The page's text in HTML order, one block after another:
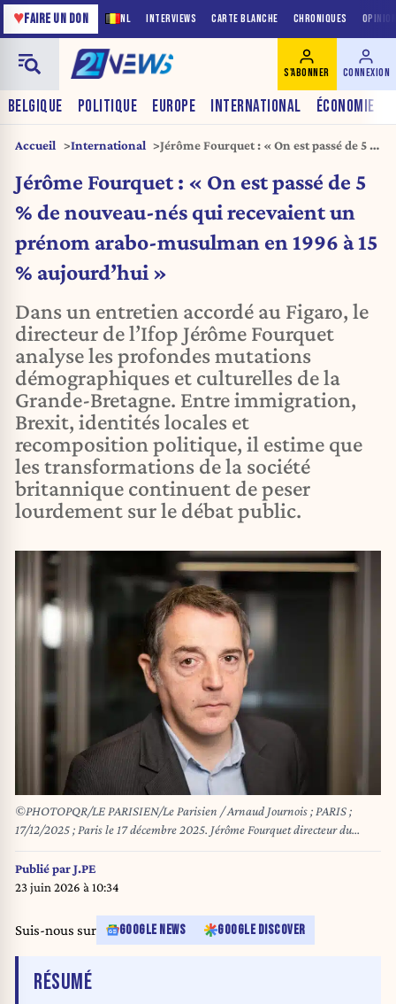
NL INTERVIEWS CARTE BLANCHE CHRONIQUES
♥FAIRE UN DON
BELGIQUE POLITIQUE EUROPE INTERNATIONAL ÉCONOMIE
S'ABONNER CONNEXION
Accueil International
Jérôme Fourquet : « On est passé de 5 %
prénom arabo-musulman en 1996 à 15
Jérôme Fourquet : « On est passé de 5
% de nouveau-nés qui recevaient un
prénom arabo-musulman en 1996 à 15
% aujourd’hui »
Dans un entretien accordé au Figaro, le
directeur de l’Ifop Jérôme Fourquet
analyse les profondes mutations
démographiques et culturelles de la
Grande-Bretagne. Entre immigration,
Brexit, identités locales et
recomposition politique, il estime que
les transformations de la société
britannique continuent de peser
lourdement sur le débat public.
©PHOTOPQR/LE PARISIEN/Le Parisien / Arnaud Journois ; PARIS ;
17/12/2025 ; Paris le 17 décembre 2025. Jérôme Fourquet directeur du
département « Opinion et stratégies d’entreprise » de l'Institut français
d'opinion publique (IFOP) depuis 2011 Photo Le Parisien / Arnaud Journois
Publié parJ.PE
23 juin 2026 à 10:34
Suis-nous sur GOOGLE NEWS GOOGLE DISCOVER
RÉSUMÉDE L'ARTICLE